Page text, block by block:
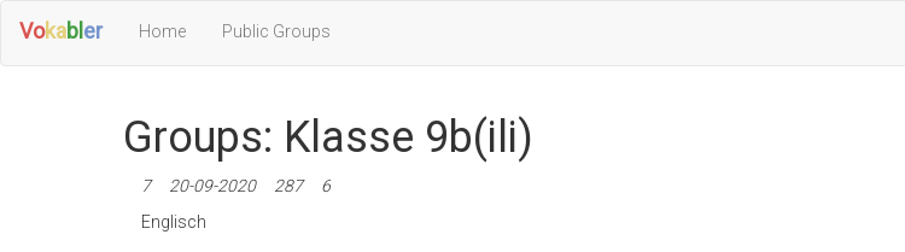
Vokabl er Home Public Groups
Groups: Klasse 9b(ili)
7 20-09-2020 287
6
Englisch